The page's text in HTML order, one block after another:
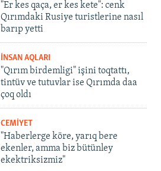
"Er kes qaça, er kes kete": cenk
Qırımdaki Rusiye turistlerine nasıl
barıp yetti
İNSAN AQLARI
"Qırım birdemligi" işini toqtattı,
tintüv ve tutuvlar ise Qırımda daa
çoq oldı
CEMİYET
"Haberlerge köre, yarıq bere
ekenler, amma biz bütünley
ekektriksizmiz"